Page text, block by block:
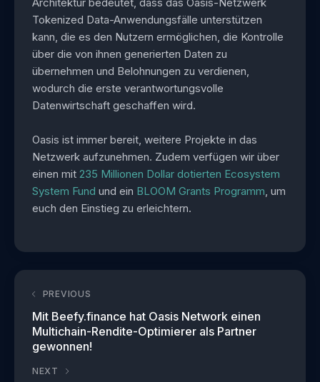
Tokenized Data-Anwendungsfälle unterstützen
kann, die es den Nutzern ermöglichen, die Kontrolle
über die von ihnen generierten Daten zu
übernehmen und Belohnungen zu verdienen,
wodurch die erste verantwortungsvolle
Datenwirtschaft geschaffen wird.
Oasis ist immer bereit, weitere Projekte in das
Netzwerk aufzunehmen. Zudem verfügen wir über
einen mit 235 Millionen Dollar dotierten Ecosystem
System Fund und ein BLOOM Grants Programm, um
euch den Einstieg zu erleichtern.
PREVIOUS
Mit Beefy.finance hat Oasis Network einen
Multichain-Rendite-Optimierer als Partner
gewonnen!
NEXT